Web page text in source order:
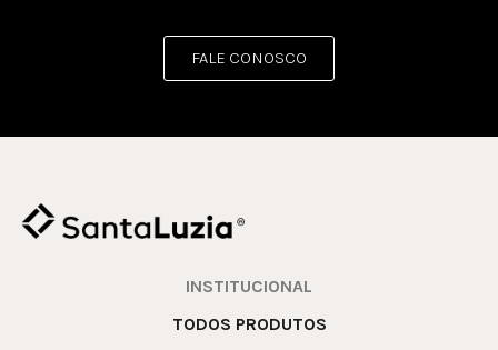
FALE CONOSCO
INSTITUCIONAL
TODOS PRODUTOS